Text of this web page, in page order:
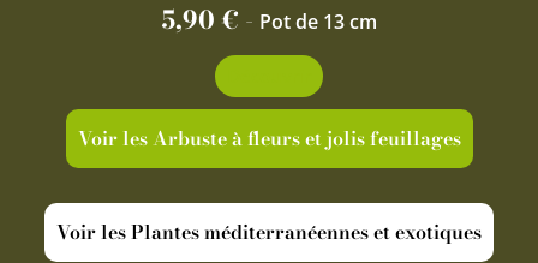
5,90€ - Pot de 13 cm
Voir les Arbuste à fleurs et jolis feuillages
Voir les Plantes méditerranéennes et exotiques